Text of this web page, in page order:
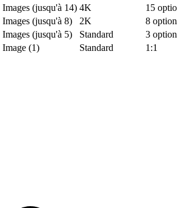
(jusqu'à 14) 4K
15
(jusqu'à 8) 2K
8
(jusqu'à 5) Standard
3
Image (1) Standard 1:1